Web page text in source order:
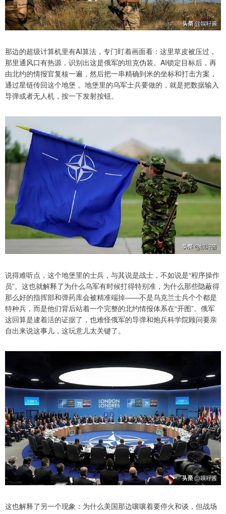
那边的超级计算机里有AI算法，专门盯着画面看：这里草皮被压过，
那里通风口有热源，识别出这是俄军的坦克伪装。AI锁定目标后，再
由北约的情报官复核一遍，然后把一串精确到米的坐标和打击方案，
通过星链传回这个地堡 。地堡里的乌军士兵要做的，就是把数据输入
导弹或者无人机，按一下发射按钮。
说得难听点，这个地堡里的士兵，与其说是战士，不如说是“程序操作
员”。这也就解释了为什么乌军有时候打得特别准，为什么那些隐蔽得
那么好的指挥部和弹药库会被精准端掉——不是乌克兰士兵个个都是
特种兵，而是他们背后站着一个完整的北约情报体系在“开图”。俄军
这回算是逮着活的证据了，也难怪俄军的导弹和炮兵科学院顾问要亲
自出来说这事儿，这玩意儿太关键了。
这也解释了另一个现象：为什么美国那边嚷嚷着要停火和谈，但战场